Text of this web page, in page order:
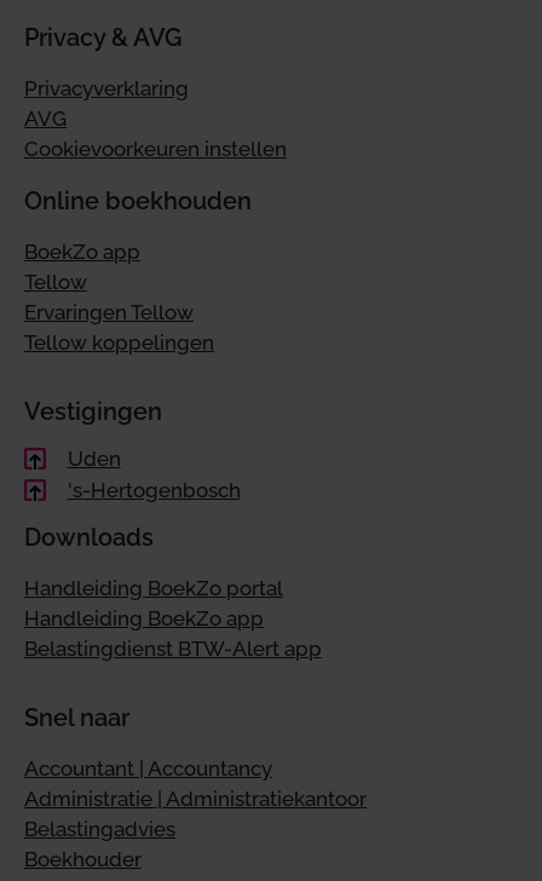
Privacy & AVG
Privacyverklaring
AVG
Cookievoorkeuren instellen
Online boekhouden
BoekZo app
Tellow
Ervaringen Tellow
Tellow koppelingen
Vestigingen
Uden
's-Hertogenbosch
Downloads
Handleiding BoekZo portal
Handleiding BoekZo app
Belastingdienst BTW-Alert app
Snel naar
Accountant | Accountancy
Administratie | Administratiekantoor
Belastingadvies
Boekhouder